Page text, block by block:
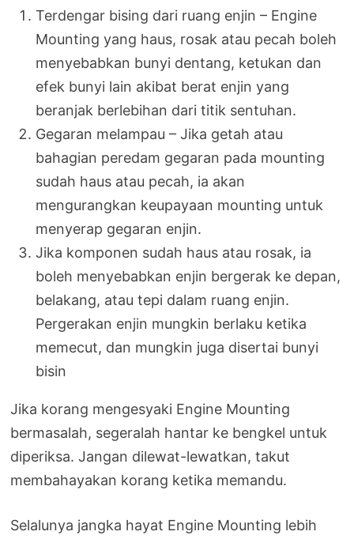
Terdengar bising dari ruang enjin – Engine
Mounting yang haus, rosak atau pecah boleh
menyebabkan bunyi dentang, ketukan dan
efek bunyi lain akibat berat enjin yang
beranjak berlebihan dari titik sentuhan.
Gegaran melampau – Jika getah atau
bahagian peredam gegaran pada mounting
sudah haus atau pecah, ia akan
mengurangkan keupayaan mounting untuk
menyerap gegaran enjin.
Jika komponen sudah haus atau rosak, ia
boleh menyebabkan enjin bergerak ke depan,
belakang, atau tepi dalam ruang enjin.
Pergerakan enjin mungkin berlaku ketika
memecut, dan mungkin juga disertai bunyi
bisin
Jika korang mengesyaki Engine Mounting
bermasalah, segeralah hantar ke bengkel untuk
diperiksa. Jangan dilewat-lewatkan, takut
membahayakan korang ketika memandu.
Selalunya jangka hayat Engine Mounting lebih